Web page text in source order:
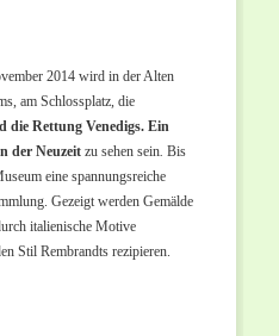
2014 wird in der Alten
am Schlossplatz, die
die Rettung Venedigs. Ein
der Neuzeit zu sehen sein. Bis
eine spannungsreiche
Gezeigt werden Gemälde
italienische Motive
Stil Rembrandts rezipieren.